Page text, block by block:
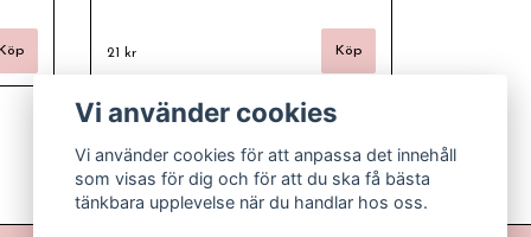
21 kr
Vi använder cookies
Vi använder cookies för att anpassa det innehåll
som visas för dig och för att du ska få bästa
tänkbara upplevelse när du handlar hos oss.